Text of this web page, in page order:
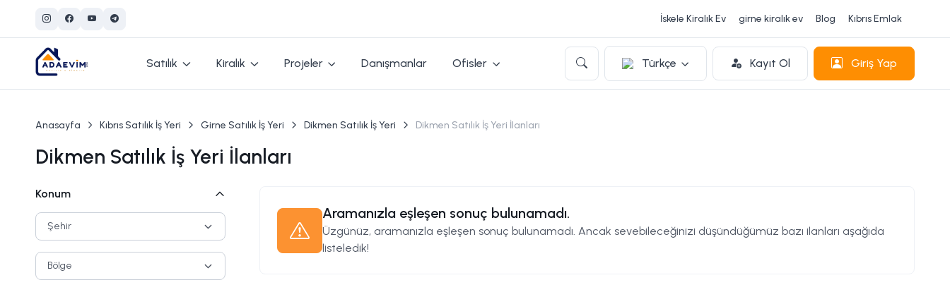
İskele Kiralık Ev girne kiralık ev Blog Kıbrıs Emlak
Satılık Kiralık Projeler Danışmanlar Ofisler Türkçe Kayıt Ol Giriş Yap
Anasayfa Kıbrıs Satılık İş Yeri Girne Satılık İş Yeri Dikmen Satılık İş Yeri Dikmen Satılık İş Yeri İlanları
Dikmen Satılık İş Yeri İlanları
Konum
Aramanızla eşleşen sonuç bulunamadı.
Üzgünüz, aramanızla eşleşen sonuç bulunamadı. Ancak sevebileceğinizi düşündüğümüz bazı ilanları aşağıda
listeledik!